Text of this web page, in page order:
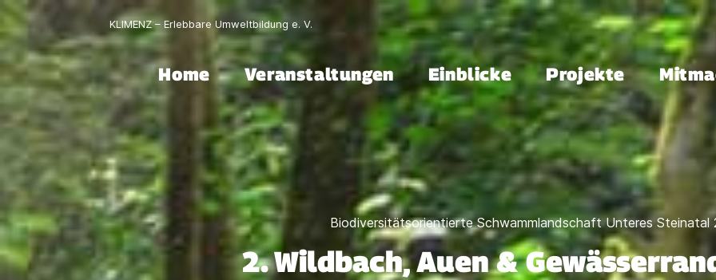
KLIMENZ – Erlebbare Umweltbildung e. V.
Home Veranstaltungen Einblicke Projekte
Biodiversitätsorientierte Schwammlandschaft Unteres Steinatal
2. Wildbach, Auen &